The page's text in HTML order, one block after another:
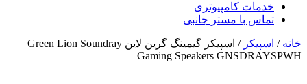
خدمات کامپیوتری
تماس با مستر جانبی
خانه / اسپیکر
/ اسپیکر گیمینگ گرین لاین Green Lion Soundray
Gaming Speakers GNSDRAYSPWH